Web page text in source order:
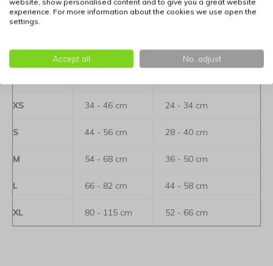
Bepaal de juiste maat voor uw hond: klik hier voor
XS 34 - 46 cm 24 - 34 cm
S 44 - 56 cm 28 - 40 cm
M 54 - 68 cm 36 - 50 cm
L 66 - 82 cm 44 - 58 cm
XL 80 - 115 cm 52 - 66 cm
experience. For more information about the cookies we use open the
settings.
Accept all No, adjust